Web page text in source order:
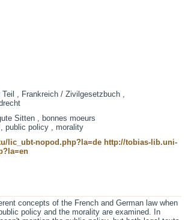
, Frankreich / Zivilgesetzbuch ,
Sitten , bonnes moeurs
public policy , morality
lic_ubt-nopod.php?la=de http://tobias-lib.uni-
concepts of the French and German law when
policy and the morality are examined. In